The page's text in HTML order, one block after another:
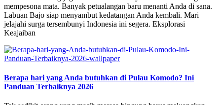
mempesona mata. Banyak petualangan baru menanti Anda di sana.
Labuan Bajo siap menyambut kedatangan Anda kembali. Mari
jelajahi surga tersembunyi Indonesia ini segera. Eksplorasi
Keajaiban
Berapa hari yang Anda butuhkan di Pulau Komodo? Ini
Panduan Terbaiknya 2026